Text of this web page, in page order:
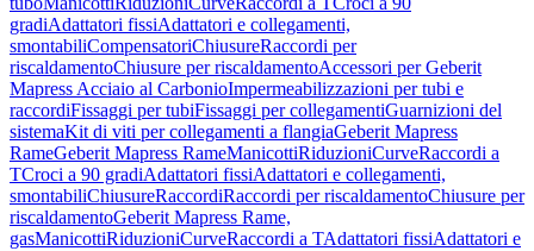
gradiAdattatori fissiAdattatori e collegamenti,
smontabiliCompensatoriChiusureRaccordi per
riscaldamentoChiusure per riscaldamentoAccessori per Geberit
Mapress Acciaio al CarbonioImpermeabilizzazioni per tubi e
raccordiFissaggi per tubiFissaggi per collegamentiGuarnizioni del
sistemaKit di viti per collegamenti a flangiaGeberit Mapress
RameGeberit Mapress RameManicottiRiduzioniCurveRaccordi a
TCroci a 90 gradiAdattatori fissiAdattatori e collegamenti,
smontabiliChiusureRaccordiRaccordi per riscaldamentoChiusure per
riscaldamentoGeberit Mapress Rame,
gasManicottiRiduzioniCurveRaccordi a TAdattatori fissiAdattatori e